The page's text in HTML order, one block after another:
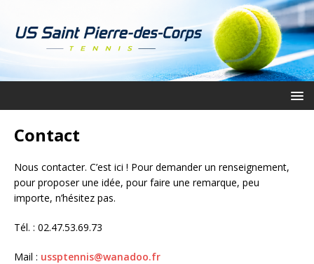
Contact
Nous contacter. C’est ici ! Pour demander un renseignement,
pour proposer une idée, pour faire une remarque, peu
importe, n’hésitez pas.
Tél. : 02.47.53.69.73
Mail : ussptennis@wanadoo.fr